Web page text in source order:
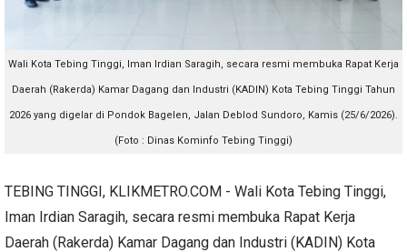
Wali Kota Tebing Tinggi, Iman Irdian Saragih, secara resmi membuka Rapat Kerja
Daerah (Rakerda) Kamar Dagang dan Industri (KADIN) Kota Tebing Tinggi Tahun
2026 yang digelar di Pondok Bagelen, Jalan Deblod Sundoro, Kamis (25/6/2026).
(Foto : Dinas Kominfo Tebing Tinggi)
TEBING TINGGI, KLIKMETRO.COM - Wali Kota Tebing Tinggi,
Iman Irdian Saragih, secara resmi membuka Rapat Kerja
Daerah (Rakerda) Kamar Dagang dan Industri (KADIN) Kota